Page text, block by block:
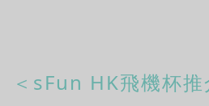
＜sFun HK飛機杯推